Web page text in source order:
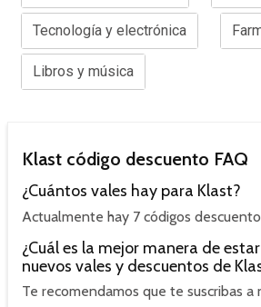
Tecnología y electrónica
Libros y música
Klast código descuento FAQ
¿Cuántos vales hay para Klast?
Actualmente hay 7 códigos
¿Cuál es la mejor manera de
nuevos vales y descuentos de
Te recomendamos que te suscribas